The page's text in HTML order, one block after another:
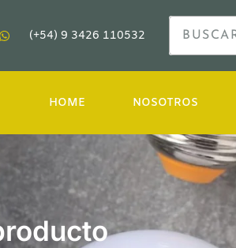
(+54) 9 3426 110532
HOME NOSOTROS